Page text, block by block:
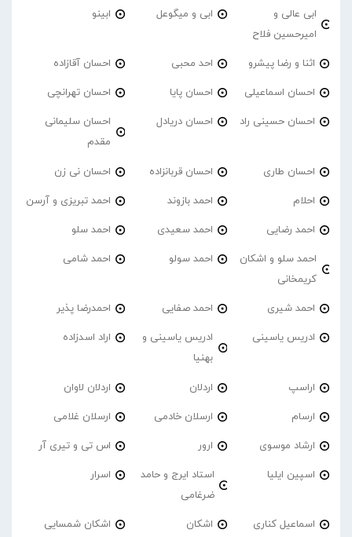
ابی عالی و
امیرحسین فلاح
ابی و میگوعل ابینو
اثنا و رضا پیشرو احد محبی احسان آقازاده
احسان اسماعیلی احسان پایا احسان تهرانچی
احسان حسینی راد احسان دریادل
احسان سلیمانی
مقدم
احسان طاری احسان قربانزاده احسان نی زن
احلام احمد بازوند احمد تبریزی و آرسن
احمد‌ رضایی احمد سعیدی احمد سلو
احمد سلو و اشکان
کریمخانی
احمد سولو احمد شامی
احمد شیری احمد صفایی احمدرضا پذیر
ادریس یاسینی
ادریس یاسینی و
بهنیا
اراد اسدزاده
اراسپ اردلان اردلان لاوان
ارسام ارسلان خادمی ارسلان غلامی
ارشاد موسوی ارور اس تی و تیری آر
اسپین ایلیا
استاد ایرج و حامد
ضرغامی
اسرار
اسماعیل کناری اشکان اشکان شمسایی